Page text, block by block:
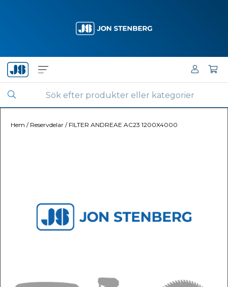
Hem / Reservdelar / FILTER ANDREAE AC23 1200X4000